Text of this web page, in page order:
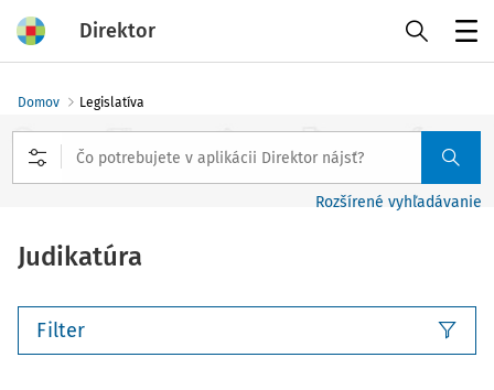
Direktor
Domov Legislatíva
Rozšírené vyhľadávanie
Judikatúra
Filter